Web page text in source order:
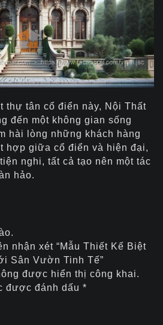
thự tân cổ điển này, Nội Thất
đến một không gian sống
hài lòng những khách hàng
hợp giữa cổ điển và hiện đại,
nghi, tất cả tạo nên một tác
hảo.
nhận xét “Mẫu Thiết Kế Biệt
Sân Vườn Tinh Tế”
được hiển thị công khai.
được đánh dấu *